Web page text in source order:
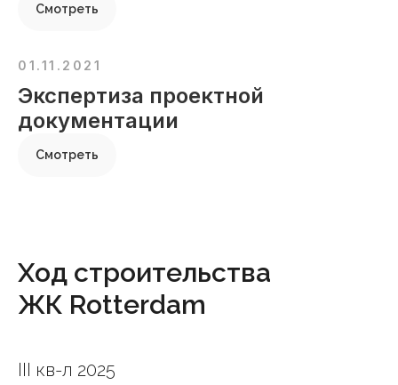
Смотреть
01.11.2021
Экспертиза проектной
документации
Смотреть
Ход строительства
ЖК Rotterdam
III кв-л 2025